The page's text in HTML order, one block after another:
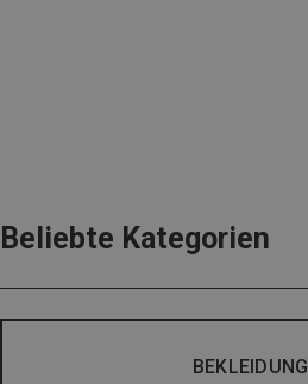
Beliebte Kategorien
BEKLEIDUNG